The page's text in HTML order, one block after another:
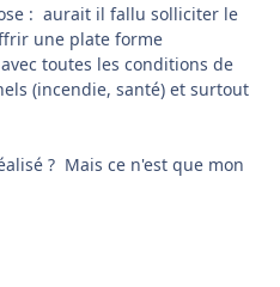
: aurait il fallu solliciter le
une plate forme
toutes les conditions de
(incendie, santé) et surtout
? Mais ce n'est que mon